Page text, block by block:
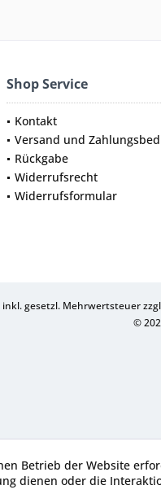
Shop Service
Kontakt
Versand und
Rückgabe
Widerrufsrecht
Widerrufsformular
inkl. gesetzl. Mehrwertsteuer
©
Betrieb der Website
dienen oder die